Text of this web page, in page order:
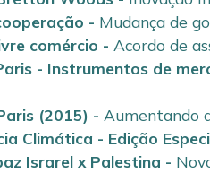
- Mudança de
comércio -Acordo de
- Instrumentos de
(2015) -Aumentando
Climática - Edição
Israrel x Palestina -